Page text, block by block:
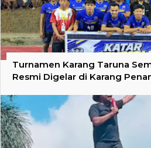
Turnamen Karang Taruna
Resmi Digelar di Karang